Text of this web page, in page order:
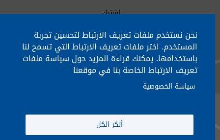
لأي إستفسار الإتصال على: ٠١/٧٧٢٠٠٠
انشأ من قبلICT
نحن نستخدم ملفات تعريف الارتباط لتحسين تجربة
المستخدم. اختر ملفات تعريف الارتباط التي تسمح لنا
باستخدامها. يمكنك قراءة المزيد حول سياسة ملفات
تعريف الارتباط الخاصة بنا في موقعنا
سياسة الخصوصية
أنكر الكل